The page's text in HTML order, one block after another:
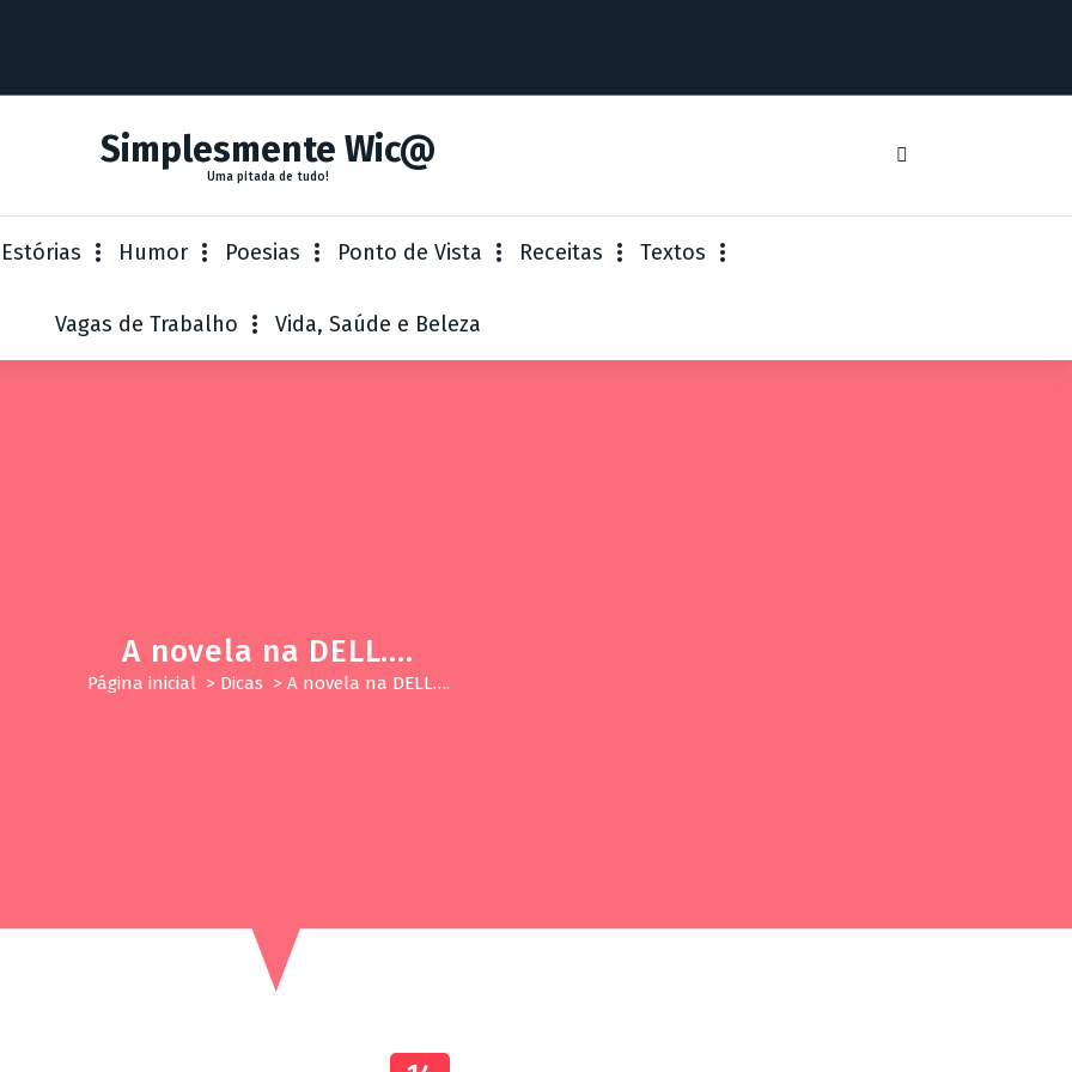
Simplesmente Wic@
Uma pitada de tudo!
Humor Poesias Ponto de Vista Receitas Textos
Vagas de Trabalho Vida, Saúde e Beleza
A novela na DELL….
Página inicial > Dicas > A novela na DELL….